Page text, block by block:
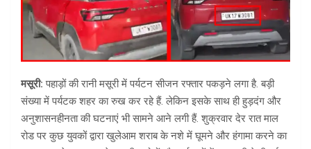
मसूरी: पहाड़ों की रानी मसूरी में पर्यटन सीजन रफ्तार पकड़ने लगा है. बड़ी
संख्या में पर्यटक शहर का रुख कर रहे हैं. लेकिन इसके साथ ही हुड़दंग और
अनुशासनहीनता की घटनाएं भी सामने आने लगी हैं. शुक्रवार देर रात माल
रोड पर कुछ युवकों द्वारा खुलेआम शराब के नशे में घूमने और हंगामा करने का